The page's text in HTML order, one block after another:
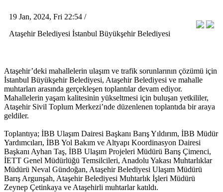
19 Jan, 2024, Fri 22:54 /
Ataşehir Belediyesi İstanbul Büyükşehir Belediyesi
Ataşehir’deki mahallelerin ulaşım ve trafik sorunlarının çözümü için
İstanbul Büyükşehir Belediyesi, Ataşehir Belediyesi ve mahalle
muhtarları arasında gerçekleşen toplantılar devam ediyor.
Mahallelerin yaşam kalitesinin yükseltmesi için buluşan yetkililer,
Ataşehir Sivil Toplum Merkezi’nde düzenlenen toplantıda bir araya
geldiler.
Toplantıya; İBB Ulaşım Dairesi Başkanı Barış Yıldırım, İBB Müdür
Yardımcıları, İBB Yol Bakım ve Altyapı Koordinasyon Dairesi
Başkanı Ayhan Taş, İBB Ulaşım Projeleri Müdürü Barış Çimenci,
İETT Genel Müdürlüğü Temsilcileri, Anadolu Yakası Muhtarlıklar
Müdürü Neval Gündoğan, Ataşehir Belediyesi Ulaşım Müdürü
Barış Argunşah, Ataşehir Belediyesi Muhtarlık İşleri Müdürü
Zeynep Çetinkaya ve Ataşehirli muhtarlar katıldı.